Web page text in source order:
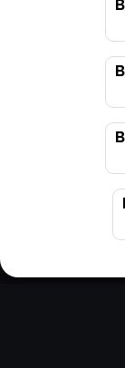
Giờ làm việc: